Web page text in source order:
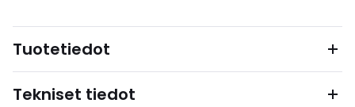
Tuotetiedot
Tekniset tiedot